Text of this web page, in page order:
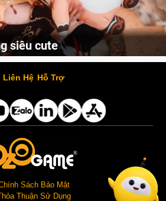
vừa xinh dưới nét vẽ của
Cùng đến với những hình ảnh Lala Croft của Tomb Raider dưới nét vẽ của AI. Một cô nàng xinh đẹp, nóng bỏng nhưng cũng rắn rỏi và mạnh mẽ.
Liên Hệ Hỗ Trợ
Sách Bảo Mật
Thuận Sử Dụng